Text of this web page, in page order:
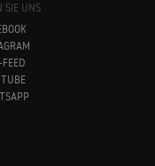
SIE UNS
FEED